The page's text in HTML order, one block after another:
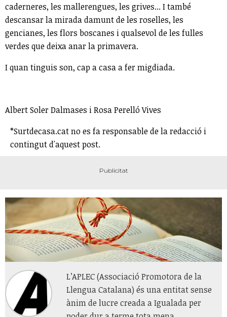
caderneres, les mallerengues, les grives... I també
descansar la mirada damunt de les roselles, les
gencianes, les flors boscanes i qualsevol de les fulles
verdes que deixa anar la primavera.
I quan tinguis son, cap a casa a fer migdiada.
Albert Soler Dalmases i Rosa Perelló Vives
*Surtdecasa.cat no es fa responsable de la redacció i
contingut d'aquest post.
L’APLEC (Associació Promotora de la
Llengua Catalana) és una entitat sense
ànim de lucre creada a Igualada per